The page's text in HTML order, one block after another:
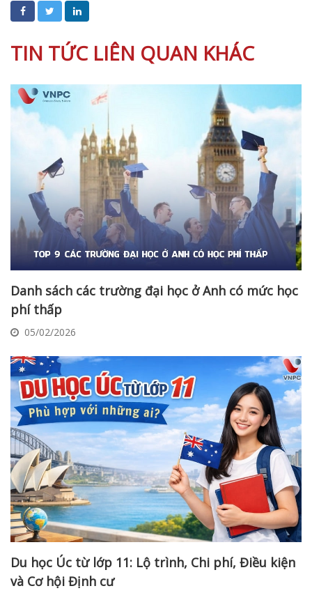
TIN TỨC LIÊN QUAN KHÁC
Danh sách các trường đại học ở Anh có mức học
phí thấp
05/02/2026
Du học Úc từ lớp 11: Lộ trình, Chi phí, Điều kiện
và Cơ hội Định cư